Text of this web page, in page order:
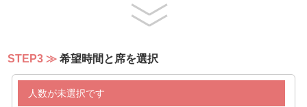
・オリオンドラフト生ビール
・ハイボール
・カシスオレンジ
・カンパリグレープフルーツ
STEP3 希望時間と席を選択
人数が未選択です